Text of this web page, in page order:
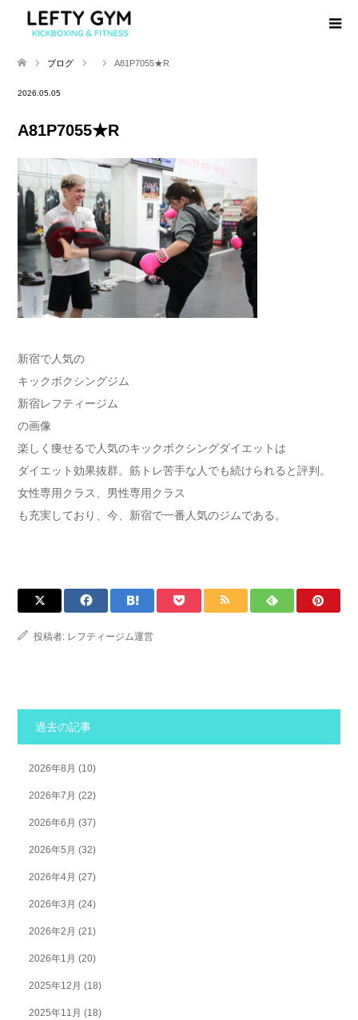
ブログ A81P7055★R
2026.05.05
A81P7055★R
新宿で人気の
キックボクシングジム
新宿レフティージム
の画像
楽しく痩せるで人気のキックボクシングダイエットは
ダイエット効果抜群。筋トレ苦手な人でも続けられると評判。
女性専用クラス、男性専用クラス
も充実しており、今、新宿で一番人気のジムである。
投稿者: レフティージム運営
過去の記事
2026年8月 (10)
2026年7月 (22)
2026年6月 (37)
2026年5月 (32)
2026年4月 (27)
2026年3月 (24)
2026年2月 (21)
2026年1月 (20)
2025年12月 (18)
2025年11月 (18)